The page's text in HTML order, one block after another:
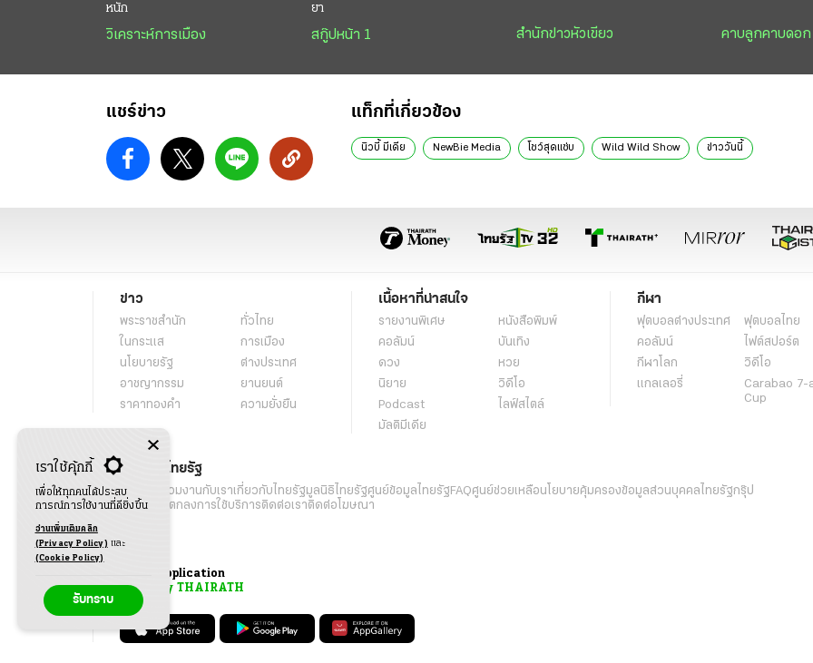
หนัก
วิเคราะห์การเมือง
ยา
สกู๊ปหน้า 1 สำนักข่าวหัวเขียว คาบลูกคาบดอก
แชร์ข่าว แท็กที่เกี่ยวข้อง
นิวบี้ มีเดีย NewBie Media โชว์สุดแซ่บ Wild Wild Show ข่าววันนี้
ข่าว
พระราชสำนัก
ทั่วไทย
ในกระแส
การเมือง
นโยบายรัฐ
ต่างประเทศ
อาชญากรรม
ยานยนต์
ราคาทองคำ
ความยั่งยืน
เนื้อหาที่น่าสนใจ
รายงานพิเศษ
หนังสือพิมพ์
คอลัมน์
บันเทิง
ดวง
หวย
นิยาย
วิดีโอ
Podcast
ไลฟ์สไตล์
มัลติมีเดีย
กีฬา
ฟุตบอลต่่างประเทศ
ฟุตบอลไทย
คอลัมน์
ไฟต์สปอร์ต
กีฬาโลก
วิดีโอ
แกลเลอรี่
Carabao 7-
Cup
เกี่ยวกับไทยรัฐ
กิจกรรม ร่วมงานกับเราเกี่ยวกับไทยรัฐมูลนิธิไทยรัฐศูนย์ข้อมูลไทยรัฐFAQศูนย์ช่วยเหลือนโยบายคุ้มครองข้อมูลส่วนบุคคลไทยรัฐกรุ๊ป
เงื่อนไขข้อตกลงการใช้บริการติดต่อเราติดต่อโฆษณา
Application
My THAIRATH
เราใช้คุ้กกี้
เพื่อให้ทุกคนได้ประสบ
การณ์การใช้งานที่ดียิ่งขึ้น
อ่านเพิ่มเติมคลิก
(Privacy Policy) และ
(Cookie Policy)
รับทราบ